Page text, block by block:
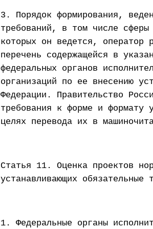
3. Порядок формирования,
требований, в том числе сферы
которых он ведется, оператор
перечень содержащейся в
федеральных органов
организаций по ее внесению
Федерации. Правительство
требования к форме и формату
целях перевода их в
Статья 11. Оценка проектов
устанавливающих обязательные
1. Федеральные органы